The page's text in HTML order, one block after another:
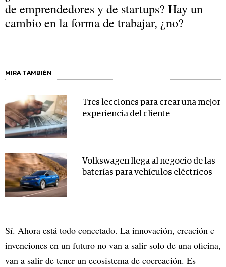
de emprendedores y de startups? Hay un
cambio en la forma de trabajar, ¿no?
MIRA TAMBIÉN
Tres lecciones para crear una mejor
experiencia del cliente
Volkswagen llega al negocio de las
baterías para vehículos eléctricos
Sí. Ahora está todo conectado. La innovación, creación e
invenciones en un futuro no van a salir solo de una oficina,
van a salir de tener un ecosistema de cocreación. Es